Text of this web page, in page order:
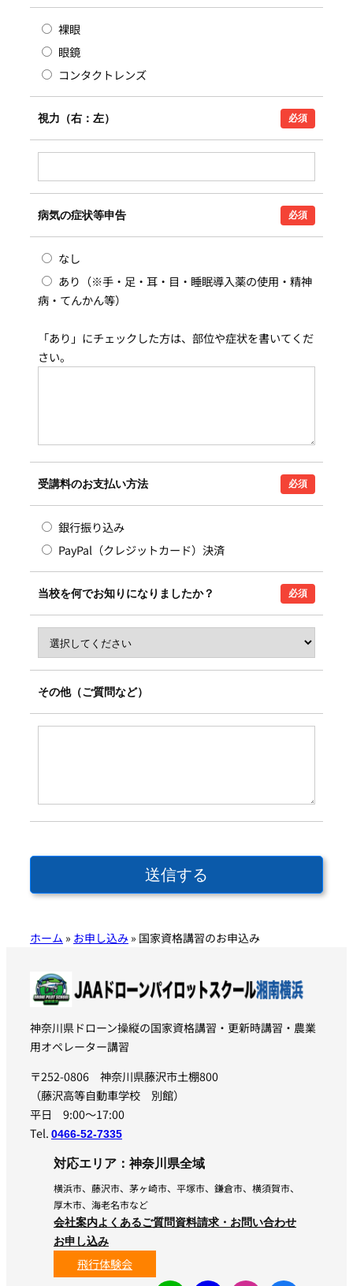
裸眼
眼鏡
コンタクトレンズ
視力（右：左） 必須
病気の症状等申告 必須
なし
あり（※手・足・耳・目・睡眠導入薬の使用・精神
病・てんかん等）
「あり」にチェックした方は、部位や症状を書いてくだ
さい。
受講料のお支払い方法 必須
銀行振り込み
PayPal（クレジットカード）決済
当校を何でお知りになりましたか？ 必須
その他（ご質問など）
ホーム » お申し込み » 国家資格講習のお申込み
神奈川県ドローン操縦の国家資格講習・更新時講習・農業
用オペレーター講習
〒252-0806 神奈川県藤沢市土棚800
（藤沢高等自動車学校 別館）
平日 9:00〜17:00
Tel. 0466-52-7335
対応エリア：神奈川県全域
横浜市、藤沢市、茅ヶ崎市、平塚市、鎌倉市、横須賀市、
厚木市、海老名市など
会社案内よくあるご質問資料請求・お問い合わせ
お申し込み
飛行体験会